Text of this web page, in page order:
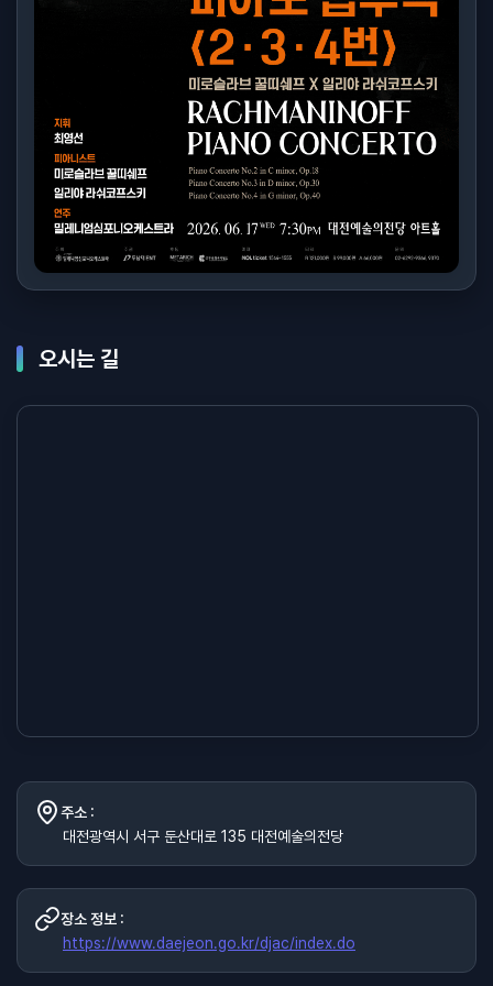
오시는 길
주소 :
대전광역시 서구 둔산대로 135 대전예술의전당
장소 정보 :
https://www.daejeon.go.kr/djac/index.do